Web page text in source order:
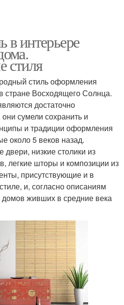
в интерьере
стиля
стиль оформления
стране Восходящего Солнца.
достаточно
сумели сохранить и
и традиции оформления
около 5 веков назад.
низкие столики из
легкие шторы и композиции из
присутствующие и в
и, согласно описаниям
домов живших в средние века